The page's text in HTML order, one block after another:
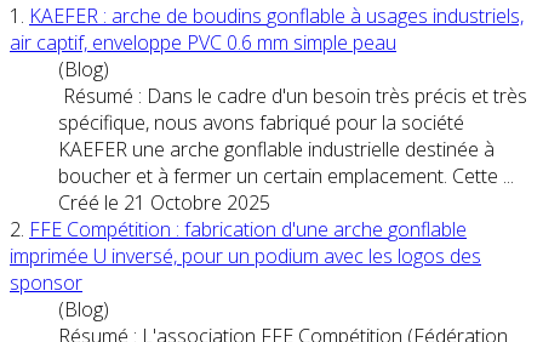
1. KAEFER : arche de boudins gonflable à usages industriels,
air captif, enveloppe PVC 0.6 mm simple peau
(Blog)
Résumé : Dans le cadre d'un besoin très précis et très
spécifique, nous avons fabriqué pour la société
KAEFER une arche gonflable industrielle destinée à
boucher et à fermer un certain emplacement. Cette ...
Créé le 21 Octobre 2025
2. FFE Compétition : fabrication d'une arche gonflable
imprimée U inversé, pour un podium avec les logos des
sponsor
(Blog)
Résumé : L'association FFE Compétition (Fédération